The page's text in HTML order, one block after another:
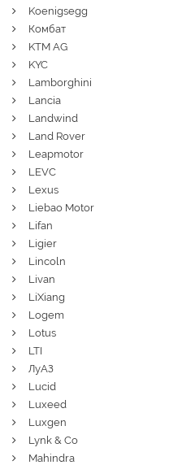
Koenigsegg
Комбат
KTM AG
KYC
Lamborghini
Lancia
Landwind
Land Rover
Leapmotor
LEVC
Lexus
Liebao Motor
Lifan
Ligier
Lincoln
Livan
LiXiang
Logem
Lotus
LTI
ЛуАЗ
Lucid
Luxeed
Luxgen
Lynk & Co
Mahindra